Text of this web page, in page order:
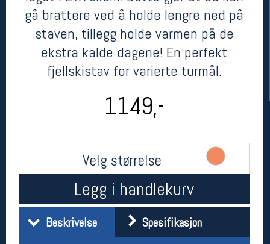
gå brattere ved å holde lengre ned på
staven, tillegg holde varmen på de
ekstra kalde dagene! En perfekt
fjellskistav for varierte turmål.
1149,-
Velg størrelse
Legg i handlekurv
Beskrivelse Spesifikasjon
Her finner du oss
Oslo Sportslager
Telefon: 23 32 62 00
(telefontid man-fredag klokken 10-13)